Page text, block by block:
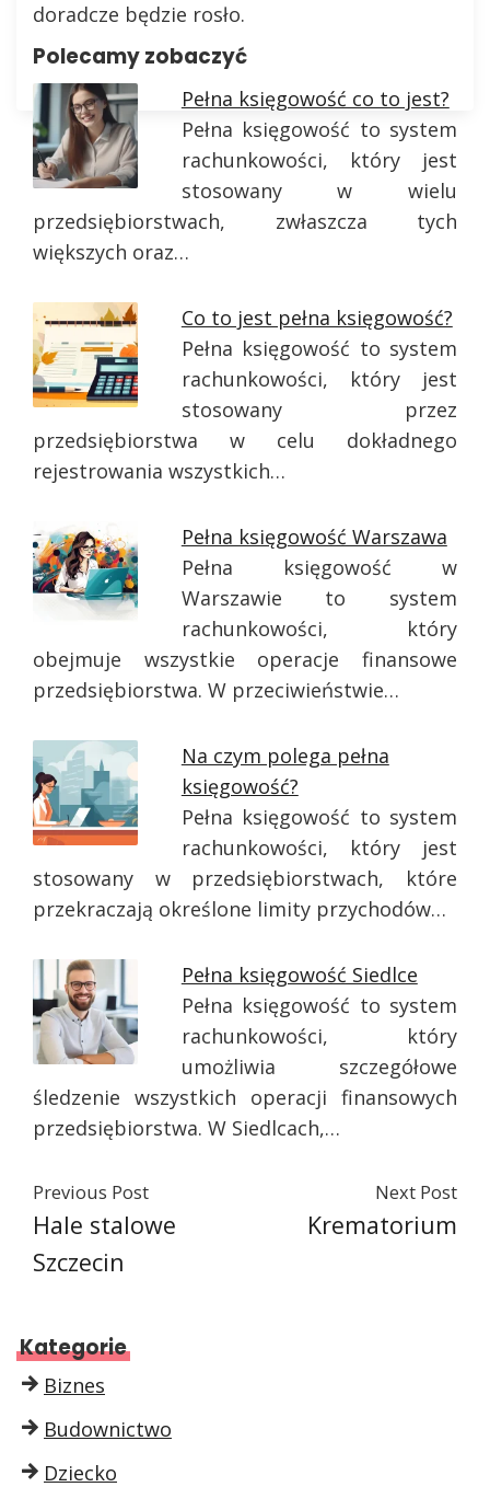
doradcze będzie rosło.
Polecamy zobaczyć
Pełna księgowość co to jest?
Pełna księgowość to system
rachunkowości, który jest
stosowany w wielu
przedsiębiorstwach, zwłaszcza tych
większych oraz…
Co to jest pełna księgowość?
Pełna księgowość to system
rachunkowości, który jest
stosowany przez
przedsiębiorstwa w celu dokładnego
rejestrowania wszystkich…
Pełna księgowość Warszawa
Pełna księgowość w
Warszawie to system
rachunkowości, który
obejmuje wszystkie operacje finansowe
przedsiębiorstwa. W przeciwieństwie…
Na czym polega pełna
księgowość?
Pełna księgowość to system
rachunkowości, który jest
stosowany w przedsiębiorstwach, które
przekraczają określone limity przychodów…
Pełna księgowość Siedlce
Pełna księgowość to system
rachunkowości, który
umożliwia szczegółowe
śledzenie wszystkich operacji finansowych
przedsiębiorstwa. W Siedlcach,…
Previous Post
Hale stalowe
Szczecin
Next Post
Krematorium
Kategorie
Biznes
Budownictwo
Dziecko